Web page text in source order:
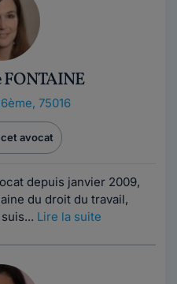
75016
avocat
depuis janvier 2009,
du droit du travail,
Lire la suite